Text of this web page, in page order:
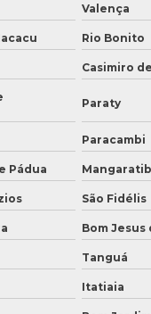
simultânea em
artigos científicos
artigos científicos em
artigos científicos em sp
textos jurídicos
textos jurídicos em
textos jurídicos em
áudios
áudios em porto alegre
Valença
Rio Bonito
Casimiro
Paraty
Paracambi
Pádua
São Fidélis
Bom
Tanguá
Itatiaia